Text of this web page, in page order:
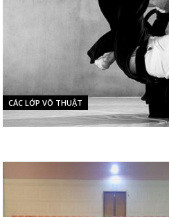
CÁC LỚP VÕ THUẬT